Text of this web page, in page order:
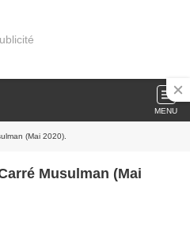
MENU
(Mai 2020).
Musulman (Mai